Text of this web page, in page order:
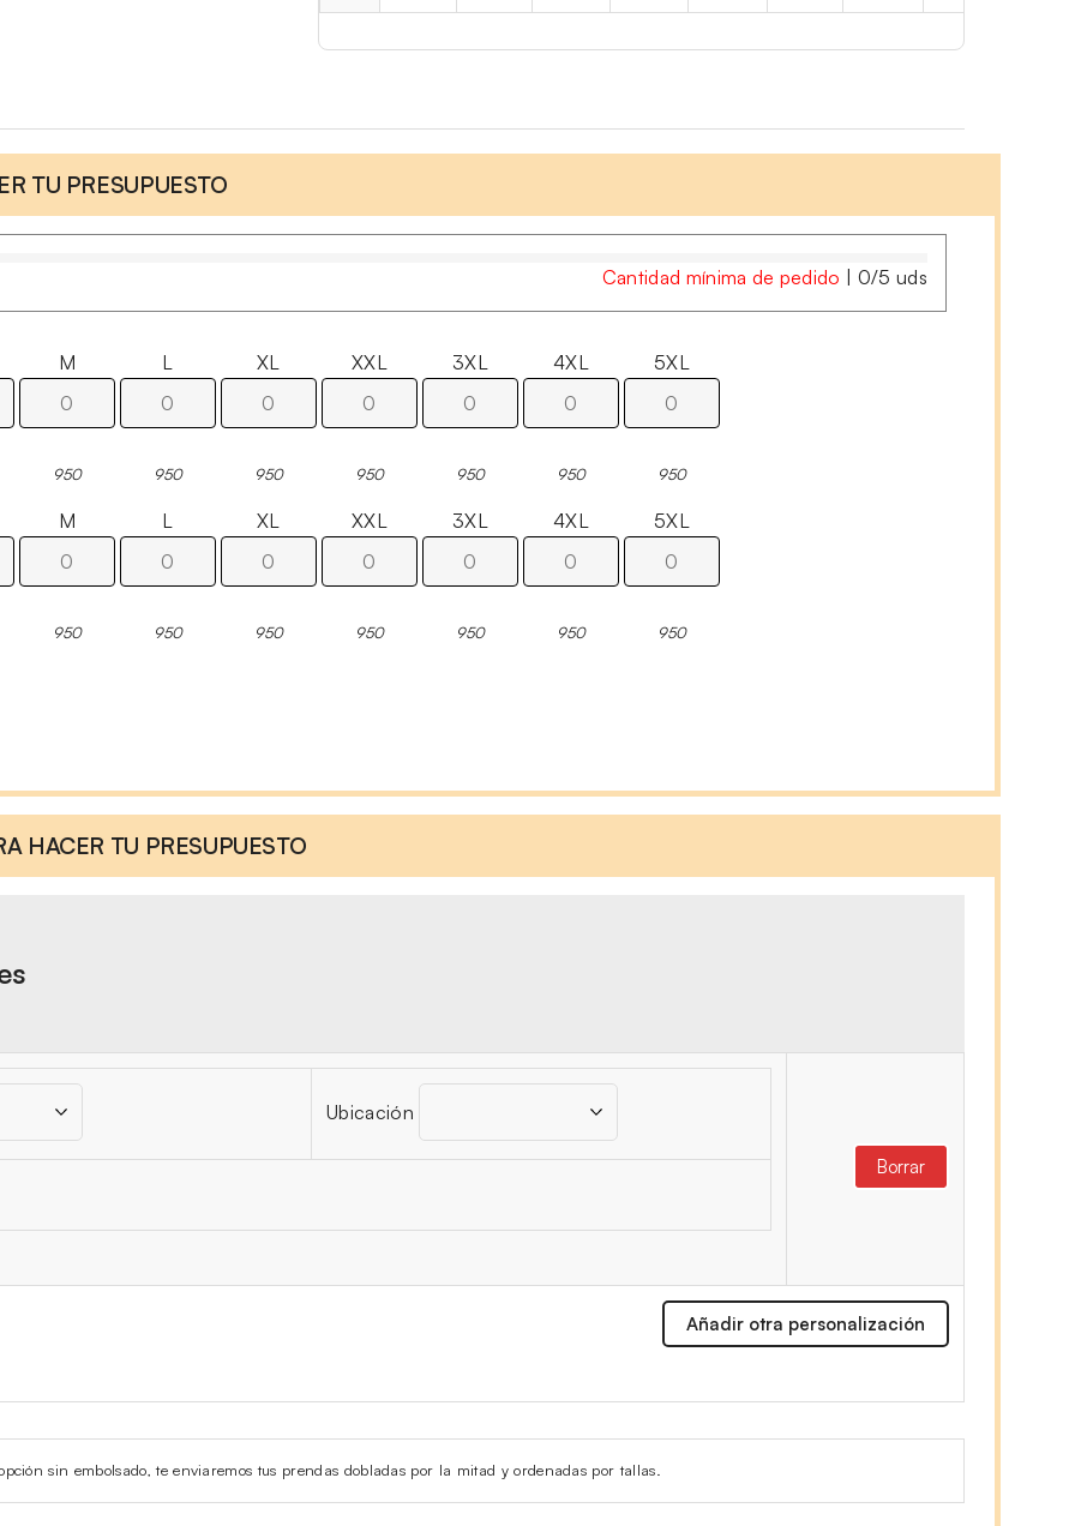
TU PRESUPUESTO
Cantidad mínima de pedido | 0/5 uds
M
950
L
950
XL
950
XXL
950
3XL
950
4XL
950
5XL
950
M
950
L
950
XL
950
XXL
950
3XL
950
4XL
950
5XL
950
HACER TU PRESUPUESTO
Ubicación
Borrar
Añadir otra personalización
sin embolsado, te enviaremos tus prendas dobladas por la mitad y ordenadas por tallas.